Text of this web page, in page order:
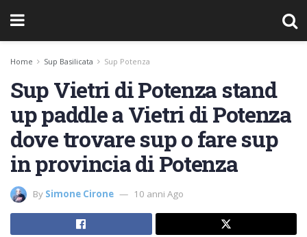
Home Sup Basilicata Sup Potenza
Sup Vietri di Potenza stand
up paddle a Vietri di Potenza
dove trovare sup o fare sup
in provincia di Potenza
By Simone Cirone 10 anni Ago